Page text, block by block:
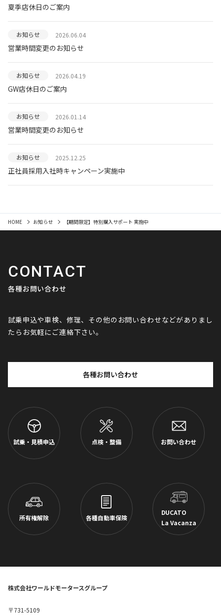
夏季店休日のご案内
お知らせ 2026.06.04
営業時間変更のお知らせ
お知らせ 2026.04.19
GW店休日のご案内
お知らせ 2026.01.14
営業時間変更のお知らせ
お知らせ 2025.12.25
正社員採用入社時キャンペーン実施中
HOME お知らせ 【期間限定】特別購入サポート 実施中
CONTACT
各種お問い合わせ
試乗申込や車検、修理、その他のお問い合わせなどがありまし
たらお気軽にご連絡下さい。
各種お問い合わせ
試乗・見積申込 点検・整備 お問い合わせ
所有権解除 各種自動車保険
DUCATO
La Vacanza
株式会社ワールドモータースグループ
〒731-5109